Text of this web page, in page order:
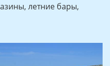
летние бары,